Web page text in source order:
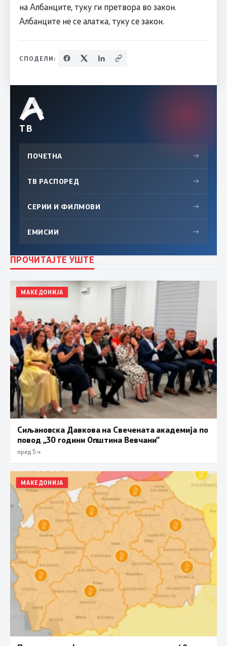
на Албанците, туку ги претвора во закон.
Албанците не се алатка, туку се закон.
СПОДЕЛИ:
ТВ
ПОЧЕТНА →
ТВ РАСПОРЕД →
СЕРИИ И ФИЛМОВИ →
ЕМИСИИ →
ПРОЧИТАЈТЕ УШТЕ
МАКЕДОНИЈА
Сиљановска Давкова на Свечената академија по
повод „30 години Општина Вевчани“
пред 5 ч.
МАКЕДОНИЈА